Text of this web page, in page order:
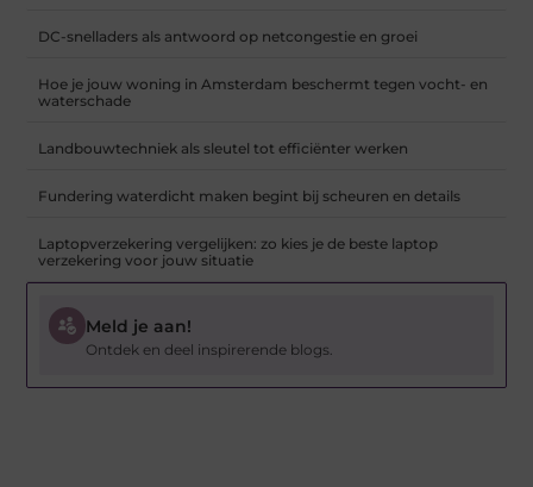
DC-snelladers als antwoord op netcongestie en groei
Hoe je jouw woning in Amsterdam beschermt tegen vocht- en
waterschade
Landbouwtechniek als sleutel tot efficiënter werken
Fundering waterdicht maken begint bij scheuren en details
Laptopverzekering vergelijken: zo kies je de beste laptop
verzekering voor jouw situatie
Meld je aan!
Ontdek en deel inspirerende blogs.